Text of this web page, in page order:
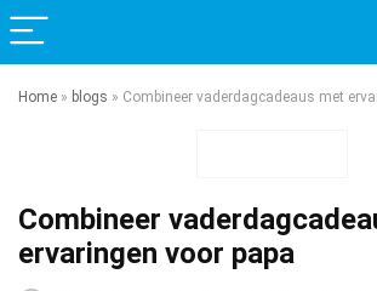
Home » blogs » Combineer vaderdagcadeaus met
Combineer
ervaringen voor papa